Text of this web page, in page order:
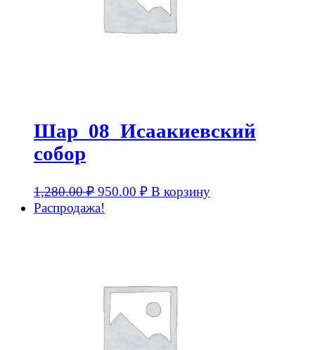
Шар_08_Исаакиевский
собор
1,280.00₽ 950.00 ₽ В корзину
Распродажа!